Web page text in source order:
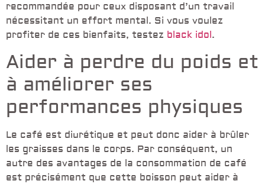
recommandée pour ceux disposant d’un travail
nécessitant un effort mental. Si vous voulez
profiter de ces bienfaits, testez black idol.
Aider à perdre du poids et
à améliorer ses
performances physiques
Le café est diurétique et peut donc aider à brûler
les graisses dans le corps. Par conséquent, un
autre des avantages de la consommation de café
est précisément que cette boisson peut aider à